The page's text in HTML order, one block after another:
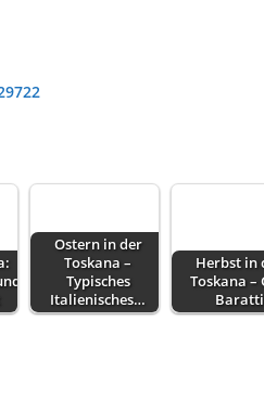
Ostern in der
Toskana –
Typisches
Italienisches…
Herbst in
Toskana –
Baratti